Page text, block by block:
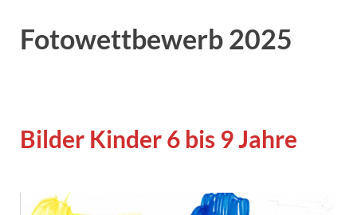
Fotowettbewerb 2025
Bilder Kinder 6 bis 9 Jahre